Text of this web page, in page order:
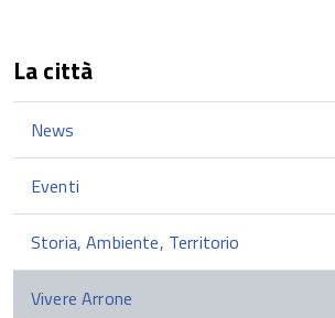
La città
News
Eventi
Storia, Ambiente, Territorio
Vivere Arrone